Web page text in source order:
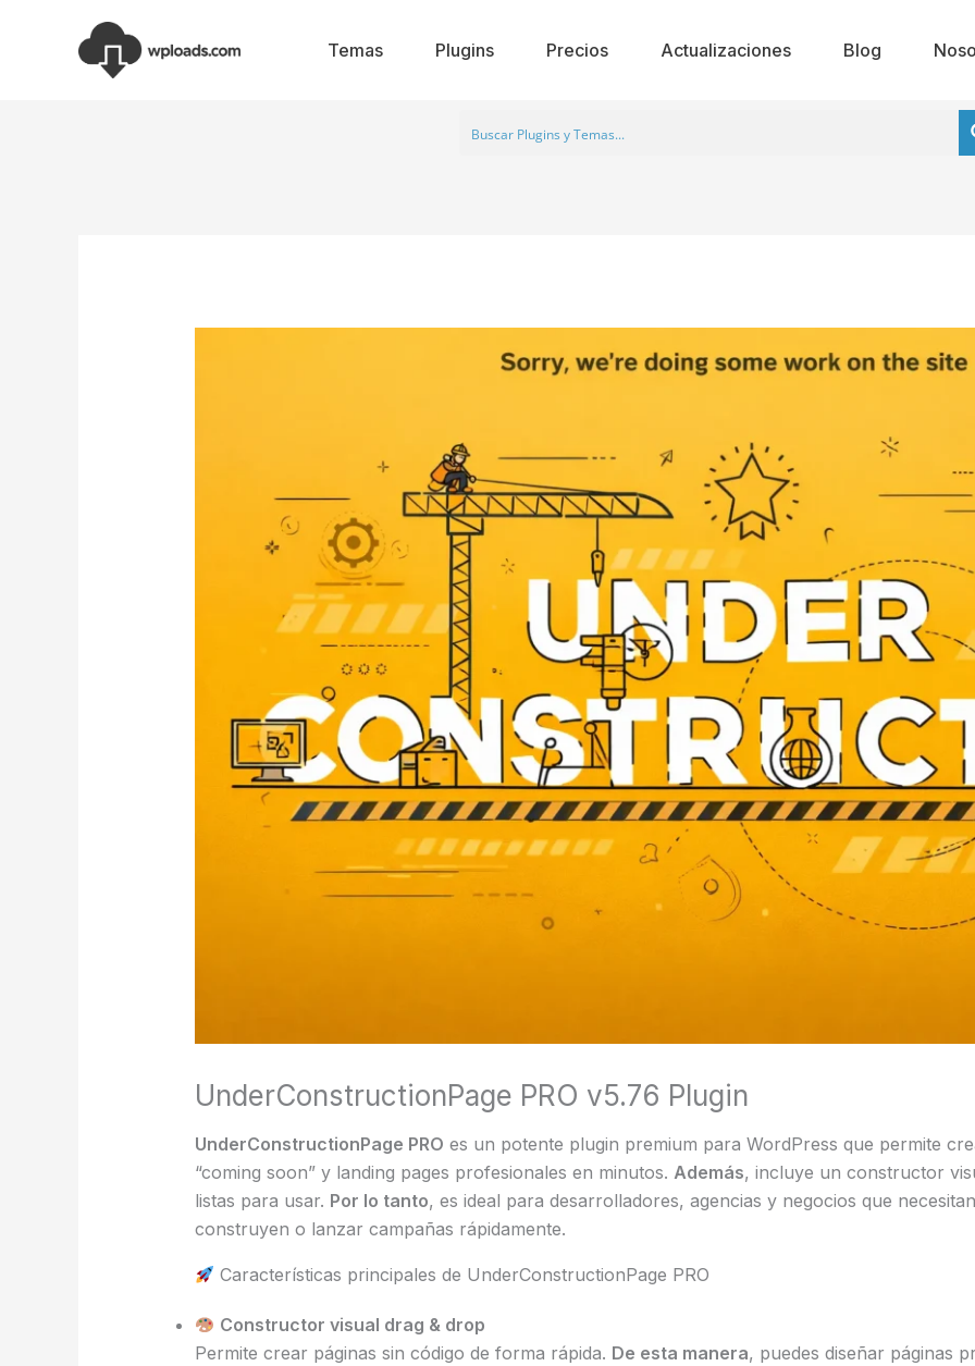
Temas Plugins Precios Actualizaciones Blog
UnderConstructionPage PRO v5.76 Plugin
UnderConstructionPage PRO es un potente plugin premium para WordPress que permite
“coming soon” y landing pages profesionales en minutos. Además, incluye un constructor
listas para usar. Por lo tanto, es ideal para desarrolladores, agencias y negocios que
construyen o lanzar campañas rápidamente.
Características principales de UnderConstructionPage PRO
Constructor visual drag & drop
Permite crear páginas sin código de forma rápida. De esta manera, puedes diseñar páginas